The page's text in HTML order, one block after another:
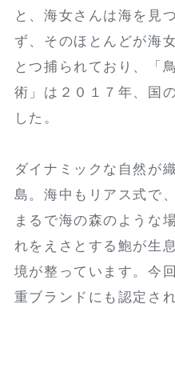
と、海女さんは海を見
ず、そのほとんどが海
とつ捕られており、「
術」は２０１７年、国
した。
ダイナミックな自然が
島。海中もリアス式で
まるで海の森のような
れをえさとする鮑が生
境が整っています。今
重ブランドにも認定さ